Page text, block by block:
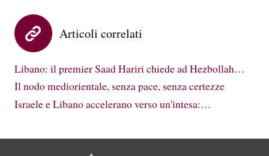
Articoli correlati
Libano: il premier Saad Hariri chiede ad Hezbollah…
Il nodo mediorientale, senza pace, senza certezze
Israele e Libano accelerano verso un'intesa:…